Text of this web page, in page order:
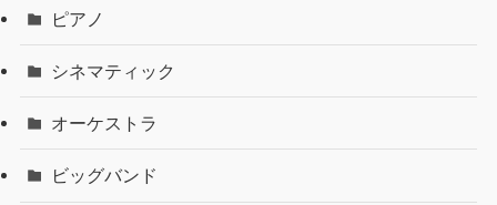
ピアノ
シネマティック
オーケストラ
ビッグバンド